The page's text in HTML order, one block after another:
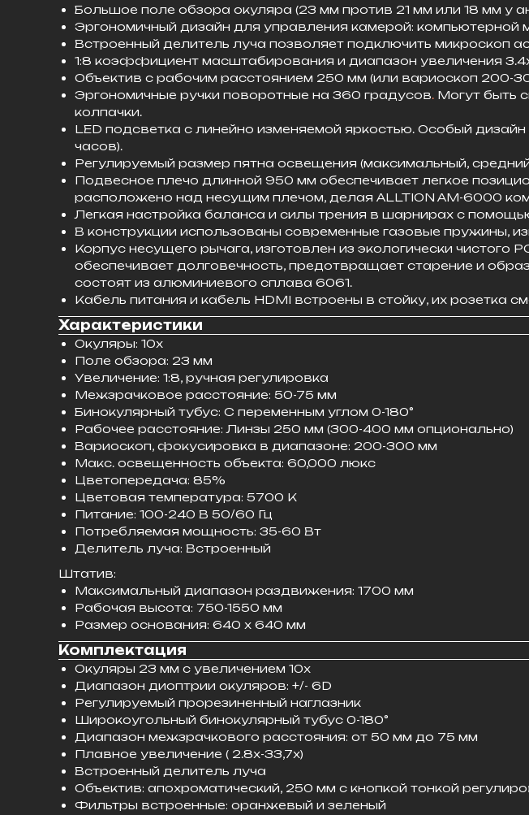
Большое поле обзора окуляра (23 мм против 21 мм или 18 мм у
Эргономичный дизайн для управления камерой:
Встроенный делитель луча позволяет подключить микроскоп
1:8 коэффициент масштабирования и диапазон увеличения
Объектив с рабочим расстоянием 250 мм (или вариоскоп 200-
Эргономичные ручки поворотные на 360 градусов. Могут быть
колпачки.
LED подсветка с линейно изменяемой яркостью. Особый
часов).
Регулируемый размер пятна освещения (максимальный,
Подвесное плечо длинной 950 мм обеспечивает легкое
расположено над несущим плечом, делая ALLTION AM-6000
Легкая настройка баланса и силы трения в шарнирах с
В конструкции использованы современные газовые пружины,
Корпус несущего рычага, изготовлен из экологически чистого
обеспечивает долговечность, предотвращает старение и
состоят из алюминиевого сплава 6061.
Кабель питания и кабель HDMI встроены в стойку, их розетка
Характеристики
Окуляры: 10х
Поле обзора: 23 мм
Увеличение: 1:8, ручная регулировка
Межзрачковое расстояние: 50-75 мм
Бинокулярный тубус: С переменным углом 0-180°
Рабочее расстояние: Линзы 250 мм (300-400 мм опционально)
Вариоскоп, фокусировка в диапазоне: 200-300 мм
Макс. освещенность объекта: 60,000 люкс
Цветопередача: 85%
Цветовая температура: 5700 К
Питание: 100-240 В 50/60 Гц
Потребляемая мощность: 35-60 Вт
Делитель луча: Встроенный
Штатив:
Максимальный диапазон раздвижения: 1700 мм
Рабочая высота: 750-1550 мм
Размер основания: 640 х 640 мм
Комплектация
Окуляры 23 мм с увеличением 10х
Диапазон диоптрии окуляров: +/- 6D
Регулируемый прорезиненный наглазник
Широкоугольный бинокулярный тубус 0-180°
Диапазон межзрачкового расстояния: от 50 мм до 75 мм
Плавное увеличение ( 2.8х-33,7х)
Встроенный делитель луча
Объектив: апохроматический, 250 мм с кнопкой тонкой
Фильтры встроенные: оранжевый и зеленый